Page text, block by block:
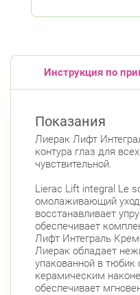
Инструкция по
Показания
Лиерак Лифт
контура глаз для
чувствительной.
Lierac Lift integral Le
омолаживающий уход
восстанавливает
обеспечивает
Лифт Интеграль
Лиерак обладает
упакованной в
керамическим
обеспечивает